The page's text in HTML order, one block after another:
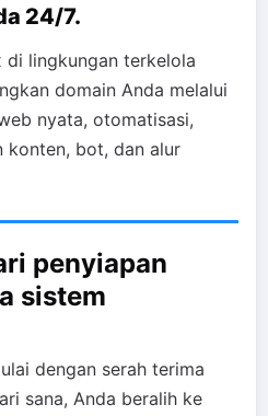
24/7.
di lingkungan terkelola
domain Anda melalui
nyata, otomatisasi,
konten, bot, dan alur
penyiapan
sistem
dengan serah terima
sana, Anda beralih ke